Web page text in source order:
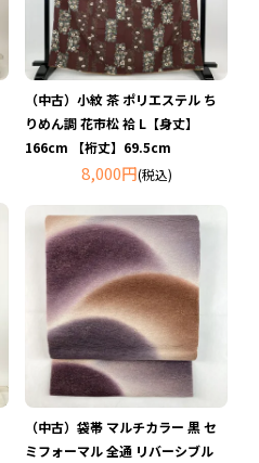
（中古）小紋 茶 ポリエステル ち
りめん調 花市松 袷 L【身丈】
166cm 【裄丈】69.5cm
8,000円(税込)
（中古）袋帯 マルチカラー 黒 セ
ミフォーマル 全通 リバーシブル